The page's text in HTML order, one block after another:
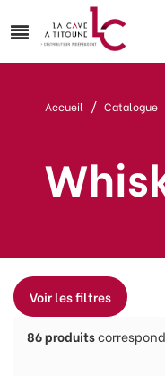
Accueil Catalogue
Voir les filtres
86produits